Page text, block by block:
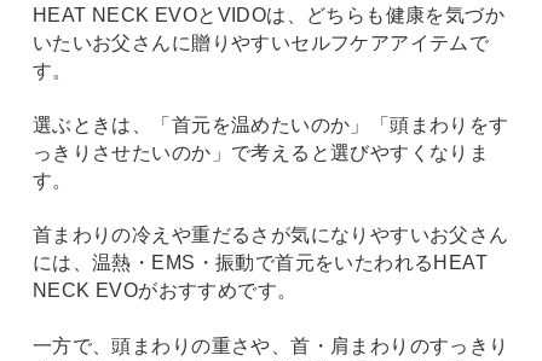
HEAT NECK EVOとVIDOは、どちらも健康を気づか
いたいお父さんに贈りやすいセルフケアアイテムで
す。
選ぶときは、「首元を温めたいのか」「頭まわりをす
っきりさせたいのか」で考えると選びやすくなりま
す。
首まわりの冷えや重だるさが気になりやすいお父さん
には、温熱・EMS・振動で首元をいたわれるHEAT
NECK EVOがおすすめです。
一方で、頭まわりの重さや、首・肩まわりのすっきり